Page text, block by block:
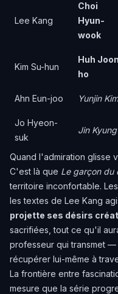
Lee Kang
Choi
Hyun-
wook
Kim Su-hun
Huh
ho
Ahn Eun-joo Yunjin Kim
Jo Hyeon-
suk
Jin Kyung
Quand l'admiration glisse
C'est là que Le garçon du
territoire inconfortable.
les textes de Lee Kang
projette ses désirs
sacrifiées, tout ce qu'il
professeur qui transmet
récupérer lui-même à
La frontière entre
mesure que la série